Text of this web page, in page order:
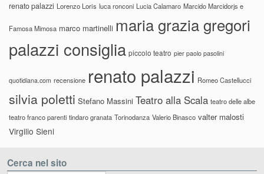
renato palazzi Lorenzo Loris luca ronconi Lucia Calamaro Marcido Marcidorjs e
Famosa Mimosa marco martinelli maria grazia gregori
palazzi consiglia piccolo teatro pier paolo pasolini
quotidiana.com recensione renato palazzi Romeo Castellucci
silvia poletti Stefano Massini Teatro alla Scala teatro delle albe
teatro franco parenti tindaro granata Torinodanza Valerio Binasco valter malosti
Virgilio Sieni
Cerca nel sito